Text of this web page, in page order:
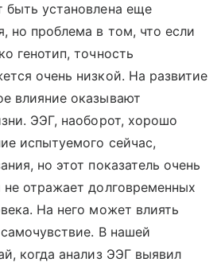
установлена еще
но проблема в том, что если
генотип, точность
очень низкой. На развитие
влияние оказывают
ЭЭГ, наоборот, хорошо
испытуемого сейчас,
но этот показатель очень
отражает долговременных
На него может влиять
В нашей
когда анализ ЭЭГ выявил